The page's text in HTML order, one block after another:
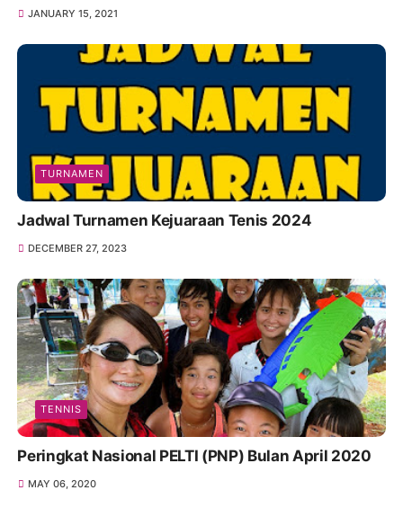
JANUARY 15, 2021
TURNAMEN
Jadwal Turnamen Kejuaraan Tenis 2024
DECEMBER 27, 2023
TENNIS
Peringkat Nasional PELTI (PNP) Bulan April 2020
MAY 06, 2020